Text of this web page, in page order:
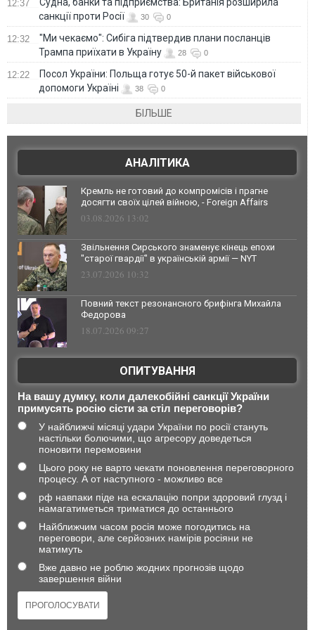
12:37
санкції проти Росії
30 0
12:32
"Ми чекаємо": Сибіга підтвердив плани посланців
Трампа приїхати в Україну
28 0
12:22
Посол України: Польща готує 50-й пакет військової
допомоги Україні
38 0
БІЛЬШЕ
АНАЛІТИКА
Кремль не готовий до компромісів і прагне
досягти своїх цілей війною, - Foreign Affairs
03.08.2026 13:02
Звільнення Сирського знаменує кінець епохи
"старої гвардії" в українській армії — NYT
23.07.2026 10:32
Повний текст резонансного брифінга Михайла
Федорова
18.07.2026 09:27
ОПИТУВАННЯ
На вашу думку, коли далекобійні санкції України
примусять росію сісти за стіл переговорів?
У найближчі місяці удари України по росії стануть
настільки болючими, що агресору доведеться
поновити перемовини
Цього року не варто чекати поновлення переговорного
процесу. А от наступного - можливо все
рф навпаки піде на ескалацію попри здоровий глузд і
намагатиметься триматися до останнього
Найближчим часом росія може погодитись на
переговори, але серйозних намірів росіяни не
матимуть
Вже давно не роблю жодних прогнозів щодо
завершення війни